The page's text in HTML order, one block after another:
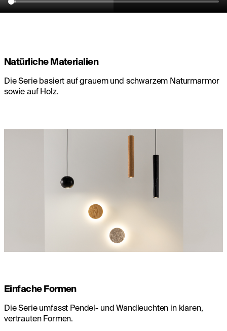
Natürliche Materialien
Die Serie basiert auf grauem und schwarzem Naturmarmor
sowie auf Holz.
Einfache Formen
Die Serie umfasst Pendel- und Wandleuchten in klaren,
vertrauten Formen.